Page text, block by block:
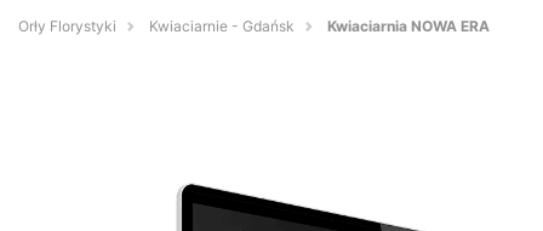
Orły Florystyki Kwiaciarnie - Gdańsk Kwiaciarnia NOWA ERA